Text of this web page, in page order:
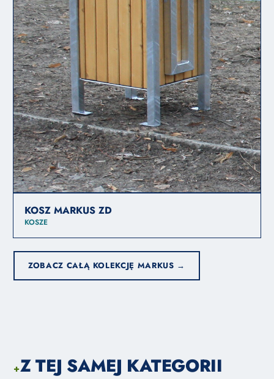
KOSZ MARKUS ZD
KOSZE
ZOBACZ CAŁĄ KOLEKCJĘ MARKUS →
+Z TEJ SAMEJ KATEGORII